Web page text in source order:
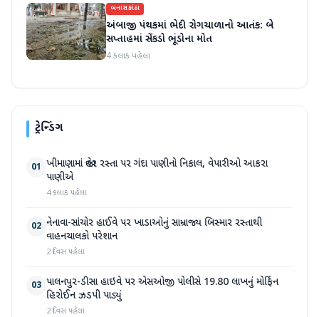
બનાસકાંઠા
અંબાજી પંથકમાં ભેદી રોગચાળાનો આતંક: બે
સપ્તાહમાં સેંકડો ભૂંડોના મોત
4 કલાક પહેલા
ટ્રેન્ડિંગ
01 ખીમાણામાં જાહેર રસ્તા પર ગંદા પાણીનો નિકાલ, વેપારીઓ આકરા
પાણીએ
4 કલાક પહેલા
02 નેનાવા-સાંચોર હાઈવે પર ખાડાઓનું સામ્રાજ્ય બિસ્માર રસ્તાથી
વાહનચાલકો પરેશાન
2 દિવસ પહેલા
03 પાલનપુર-ડીસા હાઇવે પર એસઓજી પોલીસે 19.80 લાખનું મોર્ફિન
હિરોઈન ઝડપી પાડ્યું
2 દિવસ પહેલા